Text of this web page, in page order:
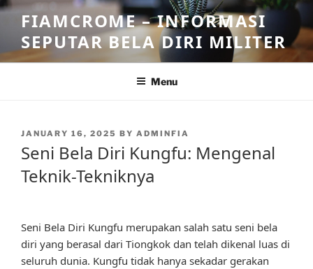
Skip
content
FIAMCROME – INFORMASI
SEPUTAR BELA DIRI MILITER
Menu
POSTED
JANUARY 16, 2025 BY ADMINFIA
Seni Bela Diri Kungfu: Mengenal
Teknik-Tekniknya
Seni Bela Diri Kungfu merupakan salah satu seni bela
diri yang berasal dari Tiongkok dan telah dikenal luas di
seluruh dunia. Kungfu tidak hanya sekadar gerakan